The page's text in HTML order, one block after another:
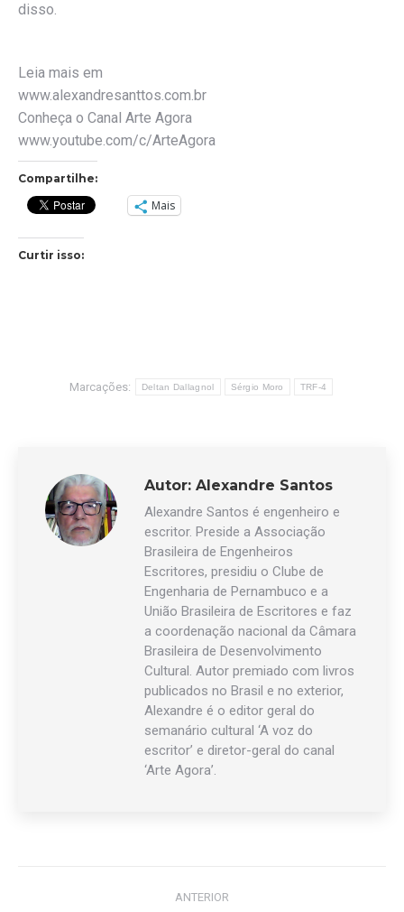
disso.
Leia mais em
www.alexandresanttos.com.br
Conheça o Canal Arte Agora
www.youtube.com/c/ArteAgora
Compartilhe:
Mais
Curtir isso:
Marcações: Deltan Dallagnol Sérgio Moro TRF-4
Autor: Alexandre Santos
Alexandre Santos é engenheiro e
escritor. Preside a Associação
Brasileira de Engenheiros
Escritores, presidiu o Clube de
Engenharia de Pernambuco e a
União Brasileira de Escritores e faz
a coordenação nacional da Câmara
Brasileira de Desenvolvimento
Cultural. Autor premiado com livros
publicados no Brasil e no exterior,
Alexandre é o editor geral do
semanário cultural ‘A voz do
escritor’ e diretor-geral do canal
‘Arte Agora’.
NavegaçãoANTERIOR